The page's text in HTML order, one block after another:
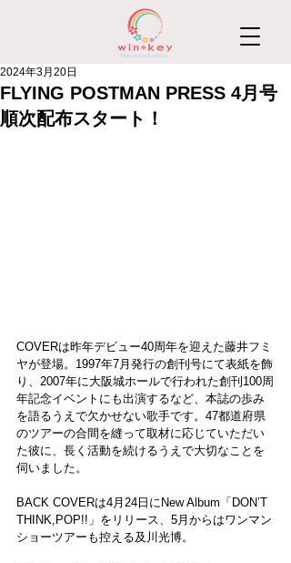
FLYING POSTMAN PRESS 4月号
順次配布スタート！
2024年3月20日
COVERは昨年デビュー40周年を迎えた藤井フミ
ヤが登場。1997年7月発行の創刊号にて表紙を飾
り、2007年に大阪城ホールで行われた創刊100周
年記念イベントにも出演するなど、本誌の歩み
を語るうえで欠かせない歌手です。47都道府県
のツアーの合間を縫って取材に応じていただい
た彼に、長く活動を続けるうえで大切なことを
伺いました。
BACK COVERは4月24日にNew Album「DON’T
THINK,POP!!」をリリース、5月からはワンマン
ショーツアーも控える及川光博。